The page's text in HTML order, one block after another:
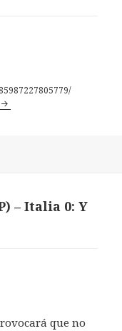
– Italia 0: Y
que no